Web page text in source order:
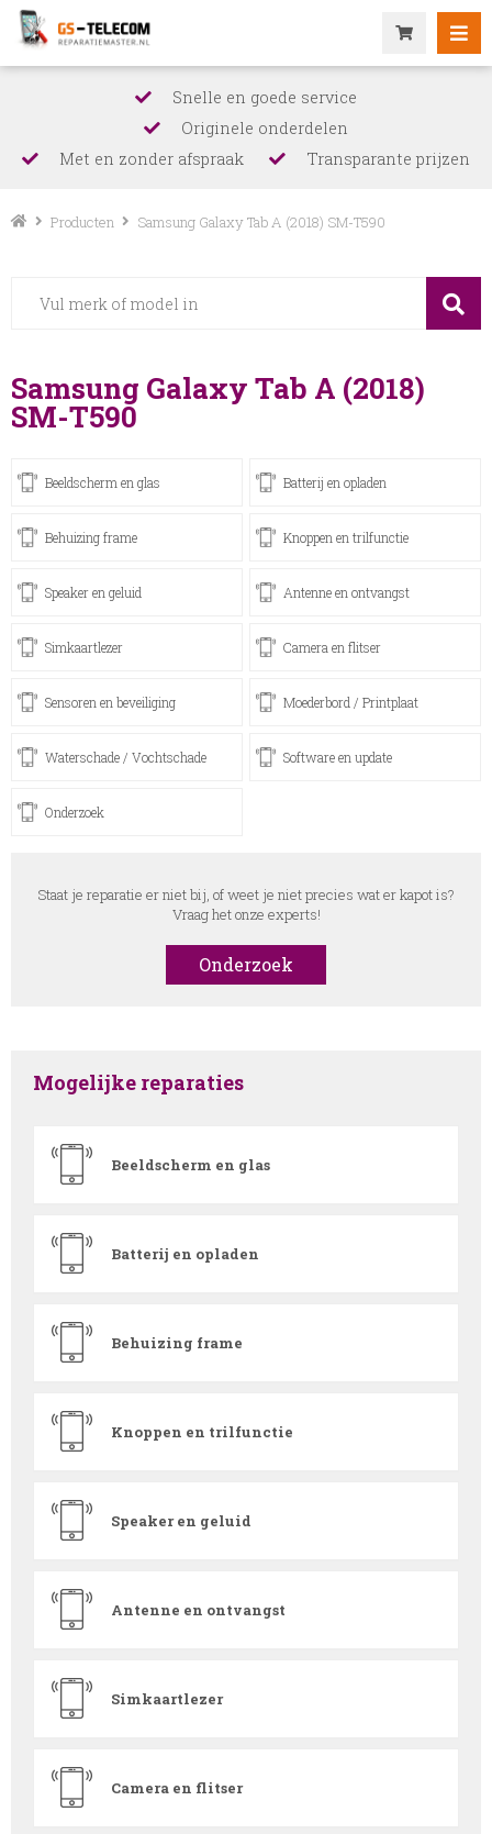
Snelle en goede service
Originele onderdelen
Met en zonder afspraak
Transparante prijzen
Producten Samsung Galaxy Tab A (2018) SM-T590
Samsung Galaxy Tab A (2018)
SM-T590
Beeldscherm en glas Batterij en opladen
Behuizing frame Knoppen en trilfunctie
Speaker en geluid Antenne en ontvangst
Simkaartlezer Camera en flitser
Sensoren en beveiliging Moederbord / Printplaat
Waterschade / Vochtschade Software en update
Onderzoek
Staat je reparatie er niet bij, of weet je niet precies wat er kapot is?
Vraag het onze experts!
Onderzoek
Mogelijke reparaties
Beeldscherm en glas
Batterij en opladen
Behuizing frame
Knoppen en trilfunctie
Speaker en geluid
Antenne en ontvangst
Simkaartlezer
Camera en flitser